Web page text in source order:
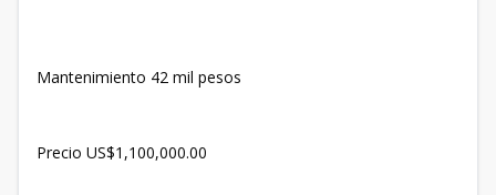
Mantenimiento 42 mil pesos
Precio US$1,100,000.00